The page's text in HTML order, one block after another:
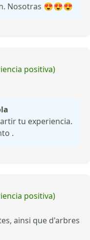
Nosotras 😍😍😍
positiva)
tu experiencia.
.
positiva)
ainsi que d'arbres